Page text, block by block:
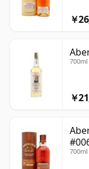
￥
700ml
￥
700ml